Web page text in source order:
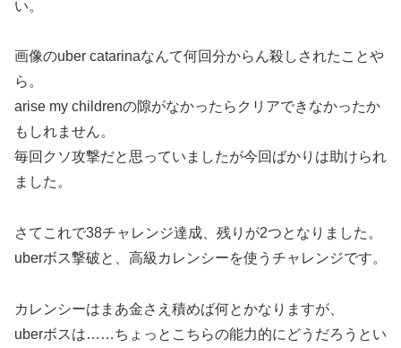
い。
画像のuber catarinaなんて何回分からん殺しされたことや
ら。
arise my childrenの隙がなかったらクリアできなかったか
もしれません。
毎回クソ攻撃だと思っていましたが今回ばかりは助けられ
ました。
さてこれで38チャレンジ達成、残りが2つとなりました。
uberボス撃破と、高級カレンシーを使うチャレンジです。
カレンシーはまあ金さえ積めば何とかなりますが、
uberボスは……ちょっとこちらの能力的にどうだろうとい